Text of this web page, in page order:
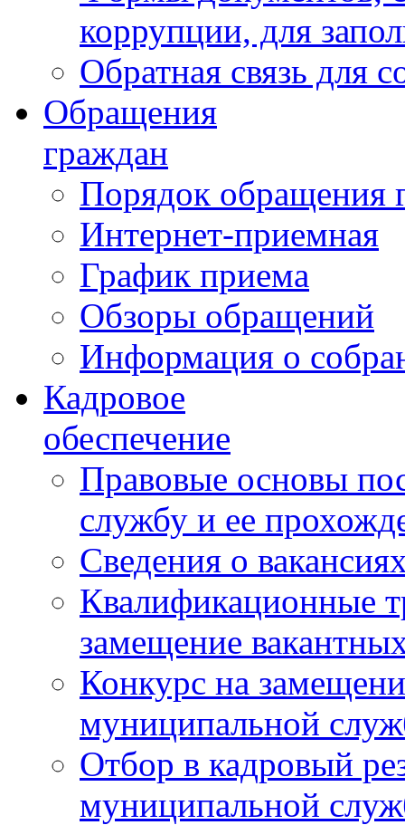
коррупции, для
Обратная связь для
Обращения
граждан
Порядок обращения
Интернет-приемная
График приема
Обзоры обращений
Информация о
Кадровое
обеспечение
Правовые основы
службу и ее
Сведения о
Квалификационные
замещение
Конкурс на
муниципальной
Отбор в кадровый
муниципальной